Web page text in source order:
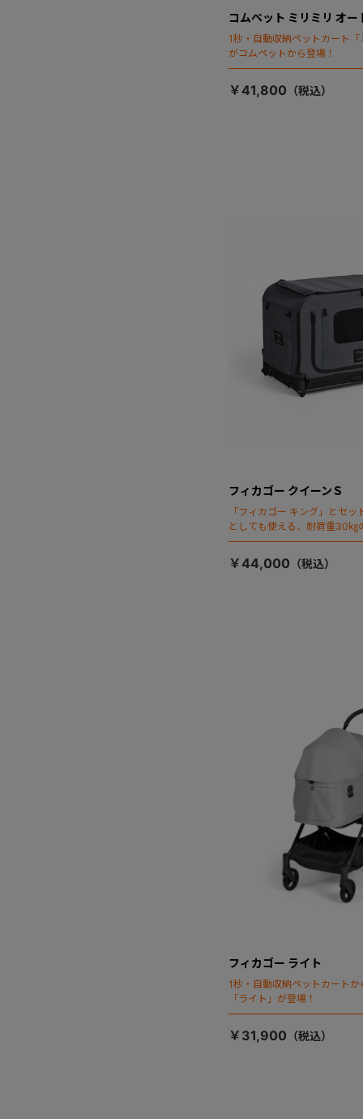
コムペット ミリミリ オー
1秒・自動収納ペットカート
がコムペットから登場！
￥41,800
フィカゴー クイーンＳ
「フィカゴー キング」とセ
としても使える、耐荷重30㎏
ージが登場！
￥44,000
フィカゴー ライト
1秒・自動収納ペットカート
「ライト」が登場！
￥31,900